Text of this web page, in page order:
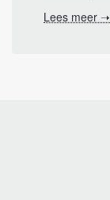
Lees meer ➝